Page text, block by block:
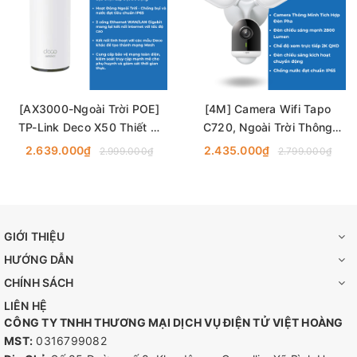
Thiết bị sở hữu các công nghệ cốt lõi của Wi-Fi 6 như OFDMA
Điều này giúp tối ưu hóa băng thông, đảm bảo kết nối của bạn
vẫn cực kỳ ổn định ngay cả trong môi trường có nhiều thiết bị
Wi-Fi đang hoạt động xung quanh.
[AX3000-Ngoài Trời POE]
TP-Link Deco X50 Thiết Bị
Phát Wifi 6 POE Mesh Băng
2.639.000₫ 2.999.000₫
[4M] Camera Wifi Tapo
C720, Ngoài Trời Thông
Minh AI - Có Đèn Flash TP-
2.435.000₫ 2.799.000₫
GIỚI THIỆU
HƯỚNG DẪN
CHÍNH SÁCH
LIÊN HỆ
CÔNG TY TNHH THƯƠNG MẠI DỊCH VỤ ĐIỆN TỬ VIỆT HOÀNG
MST: 0316799082